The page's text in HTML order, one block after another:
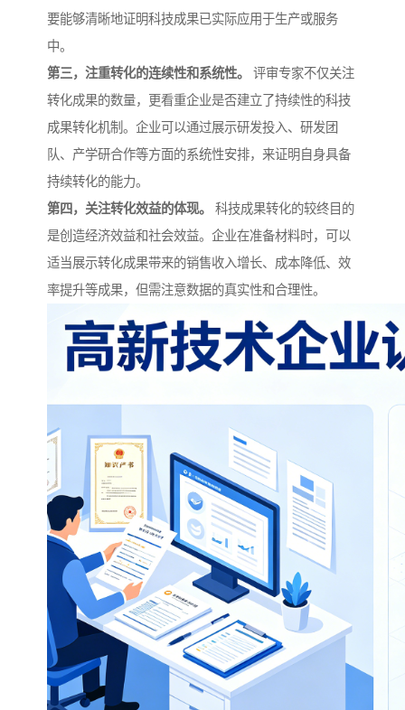
要能够清晰地证明科技成果已实际应用于生产或服务
中。
第三，注重转化的连续性和系统性。
评审专家不仅关注
转化成果的数量，更看重企业是否建立了持续性的科技
成果转化机制。企业可以通过展示研发投入、研发团
队、产学研合作等方面的系统性安排，来证明自身具备
持续转化的能力。
第四，关注转化效益的体现。
科技成果转化的较终目的
是创造经济效益和社会效益。企业在准备材料时，可以
适当展示转化成果带来的销售收入增长、成本降低、效
率提升等成果，但需注意数据的真实性和合理性。